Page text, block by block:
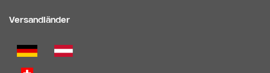
Versandländer